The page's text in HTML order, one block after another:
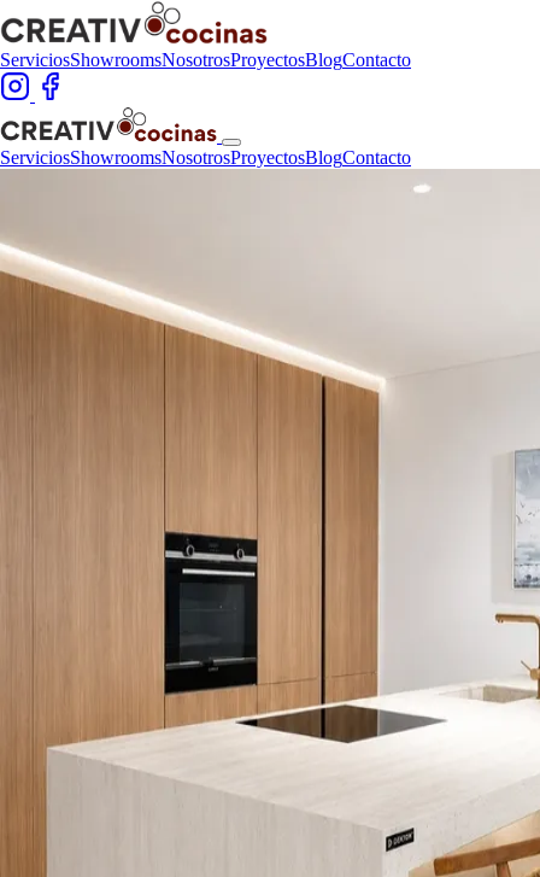
ServiciosShowroomsNosotrosProyectosBlogContacto
ServiciosShowroomsNosotrosProyectosBlogContacto